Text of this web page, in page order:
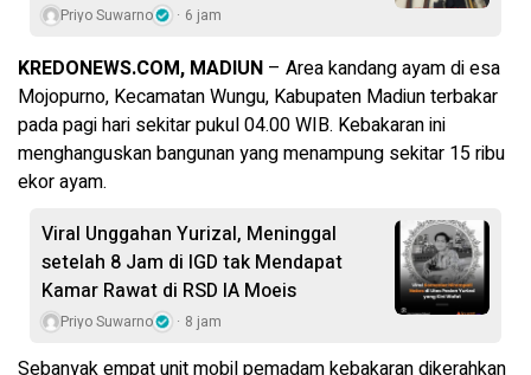
Priyo Suwarno 6 jam
KREDONEWS.COM, MADIUN – Area kandang ayam di esa
Mojopurno, Kecamatan Wungu, Kabupaten Madiun terbakar
pada pagi hari sekitar pukul 04.00 WIB. Kebakaran ini
menghanguskan bangunan yang menampung sekitar 15 ribu
ekor ayam.
Viral Unggahan Yurizal, Meninggal
setelah 8 Jam di IGD tak Mendapat
Kamar Rawat di RSD IA Moeis
Priyo Suwarno 8 jam
Sebanyak empat unit mobil pemadam kebakaran dikerahkan